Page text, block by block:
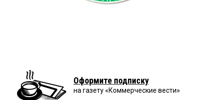
Оформите подписку
на газету «Коммерческие вести»